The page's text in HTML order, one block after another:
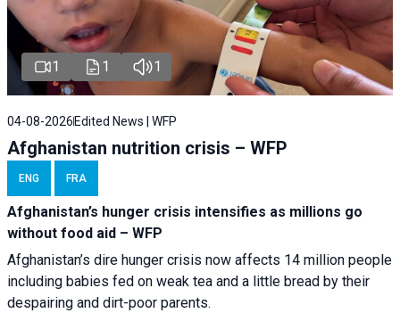
1 1 1
04-08-2026 Edited News | WFP
Afghanistan nutrition crisis – WFP
ENG FRA
Afghanistan’s hunger crisis intensifies as millions go
without food aid – WFP
Afghanistan’s dire hunger crisis now affects 14 million people
including babies fed on weak tea and a little bread by their
despairing and dirt-poor parents.